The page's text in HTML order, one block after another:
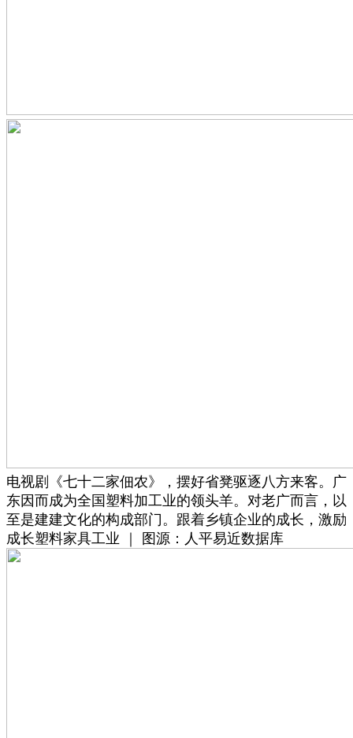
电视剧《七十二家佃农》，摆好省凳驱逐八方来客。广
东因而成为全国塑料加工业的领头羊。对老广而言，以
至是建建文化的构成部门。跟着乡镇企业的成长，激励
成长塑料家具工业 ｜ 图源：人平易近数据库